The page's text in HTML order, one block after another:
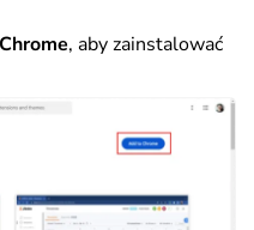
, aby zainstalować